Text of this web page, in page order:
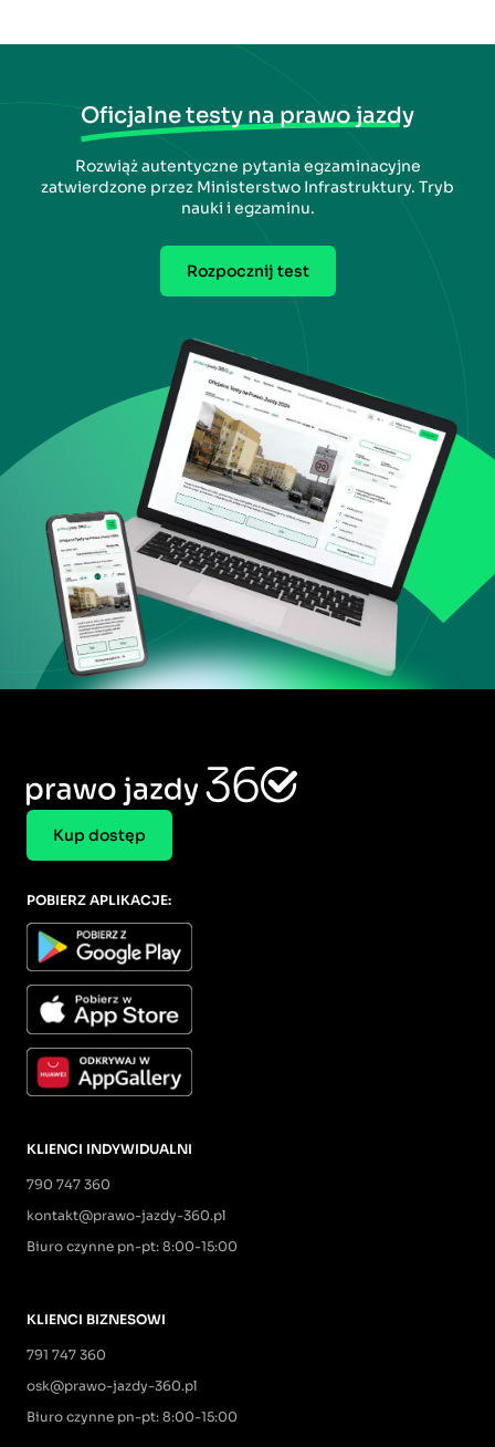
Oficjalne testy na prawo jazdy
Rozwiąż autentyczne pytania egzaminacyjne
zatwierdzone przez Ministerstwo Infrastruktury. Tryb
nauki i egzaminu.
Rozpocznij test
Kup dostęp
KLIENCI INDYWIDUALNI
790 747 360
kontakt@prawo-jazdy-360.pl
Biuro czynne pn-pt: 8:00-15:00
KLIENCI BIZNESOWI
791 747 360
osk@prawo-jazdy-360.pl
Biuro czynne pn-pt: 8:00-15:00
POBIERZ APLIKACJE: